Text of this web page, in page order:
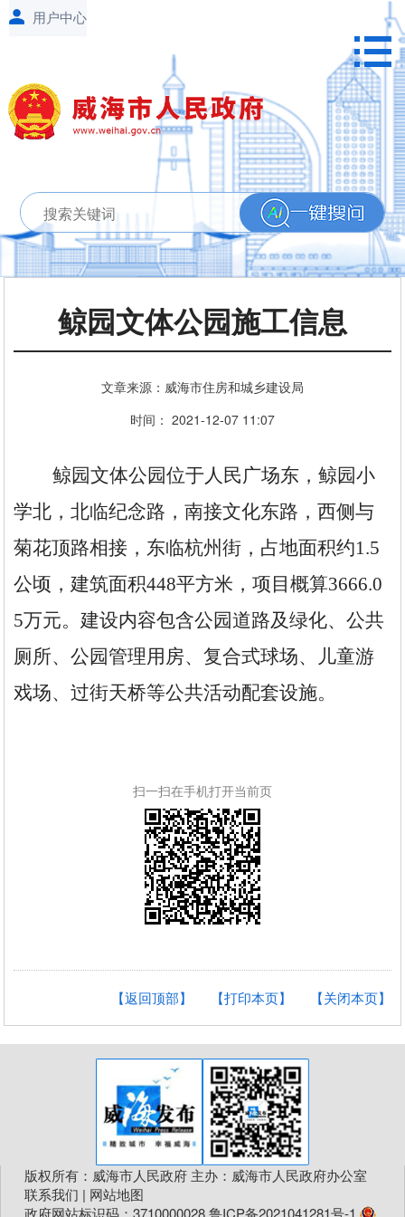
鲸园文体公园施工信息
文章来源：威海市住房和城乡建设局
时间： 2021-12-07 11:07
鲸园文体公园位于人民广场东，鲸园小
学北，北临纪念路，南接文化东路，西侧与
菊花顶路相接，东临杭州街 ， 占地面积约1.5
公顷 ，建筑面积448平方米，项目概算3666.0
5万元。建设内容包含公园道路及绿化、公共
厕所、公园管理用房、复合式球场、儿童游
戏场、过街天桥等公共活动配套设施。
扫一扫在手机打开当前页
【关闭本页】
【打印本页】
【返回顶部】
版权所有：威海市人民政府 主办：威海市人民政府办公室
联系我们 | 网站地图
政府网站标识码：3710000028鲁ICP备2021041281号-1